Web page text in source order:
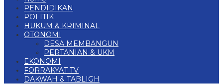
PENDIDIKAN
POLITIK
HUKUM & KRIMINAL
OTONOMI
DESA MEMBANGUN
PERTANIAN & UKM
EKONOMI
FORRAKYAT TV
DAKWAH & TABLIGH